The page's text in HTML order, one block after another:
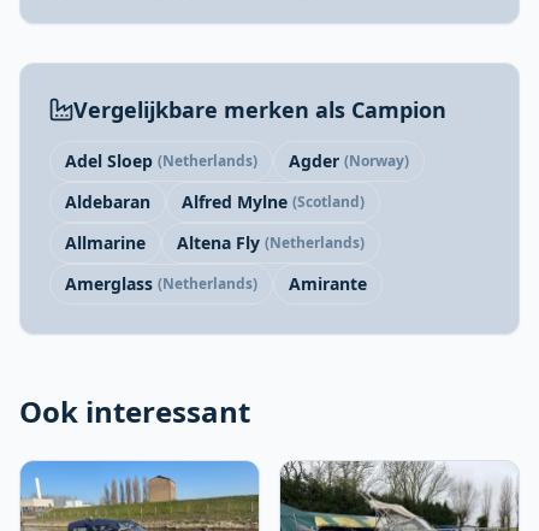
Vergelijkbare merken als Campion
Adel Sloep (Netherlands) Agder (Norway)
Aldebaran Alfred Mylne (Scotland)
Allmarine Altena Fly (Netherlands)
Amerglass (Netherlands) Amirante
Ook interessant